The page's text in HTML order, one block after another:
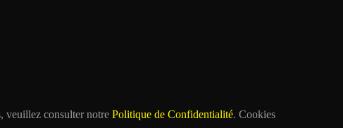
veuillez consulter notrePolitique de Confidentialité. Cookies